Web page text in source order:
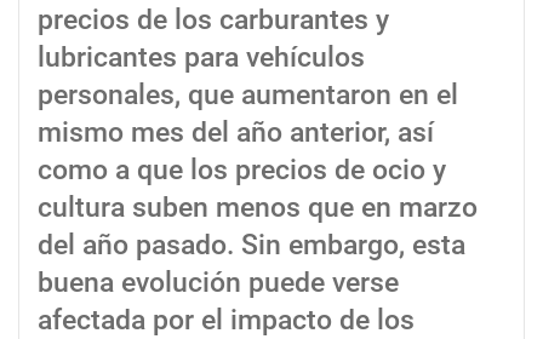
precios de los carburantes y
lubricantes para vehículos
personales, que aumentaron en el
mismo mes del año anterior, así
como a que los precios de ocio y
cultura suben menos que en marzo
del año pasado. Sin embargo, esta
buena evolución puede verse
afectada por el impacto de los